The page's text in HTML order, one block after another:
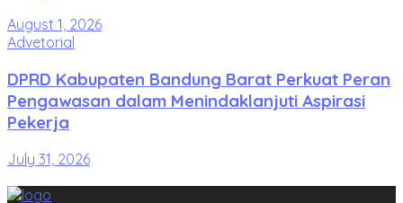
August 1, 2026
Advetorial
DPRD Kabupaten Bandung Barat Perkuat Peran
Pengawasan dalam Menindaklanjuti Aspirasi
Pekerja
July 31, 2026